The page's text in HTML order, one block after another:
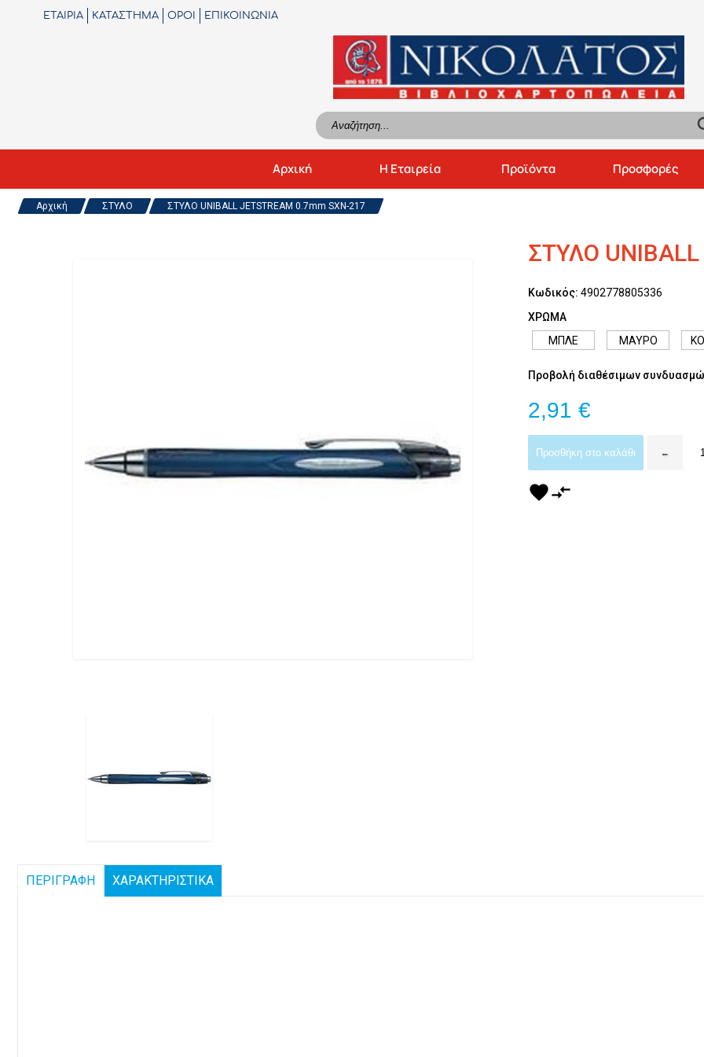
ΕΤΑΙΡΙΑ ΚΑΤΑΣΤΗΜΑ ΟΡΟΙ ΕΠΙΚΟΙΝΩΝΙΑ
Αρχική Η Εταιρεία Προϊόντα Προσφορές
Αρχική ΣΤΥΛΟ ΣΤΥΛΟ UNIBALL JETSTREAM 0.7mm SXN-217
ΣΤΥΛΟ
Κωδικός: 4902778805336
ΧΡΩΜΑ
ΜΠΛΕ
ΜΑΥΡΟ
Προβολή διαθέσιμων
2,91 €
Προσθήκη στο καλάθι -
favoritecompare_arrows
ΠΕΡΙΓΡΑΦΗ ΧΑΡΑΚΤΗΡΙΣΤΙΚΑ